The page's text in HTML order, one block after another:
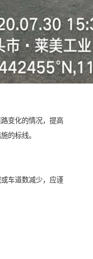
变化的情况，提高
的标线。
车道数减少，应谨